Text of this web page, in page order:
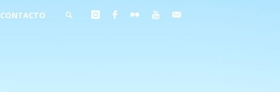
CONTACTO